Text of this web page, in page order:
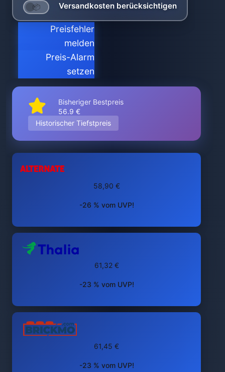
Versandkosten berücksichtigen
Preisfehler
melden
Preis-Alarm
setzen
Bisheriger Bestpreis
56.9 €
Historischer Tiefstpreis
58,90 €
-26 % vom UVP!
61,32 €
-23 % vom UVP!
61,45 €
-23 % vom UVP!